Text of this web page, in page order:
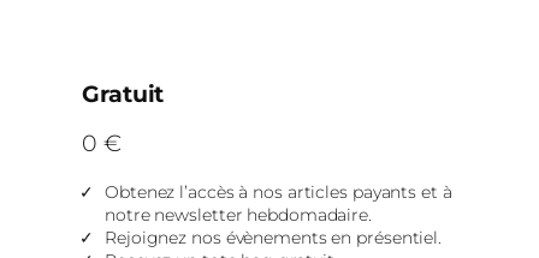
Gratuit
0 €
Obtenez l’accès à nos articles payants et à
notre newsletter hebdomadaire.
Rejoignez nos évènements en présentiel.